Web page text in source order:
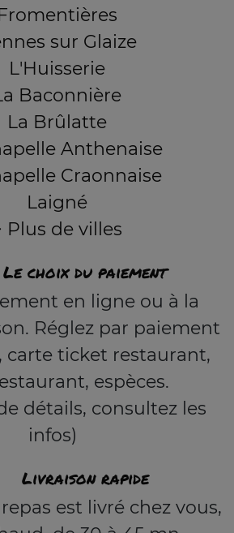
sur Glaize
L'Huisserie
Baconnière
La Brûlatte
Anthenaise
Craonnaise
Laigné
Plus de villes
Le choix du paiement
en ligne ou à la
Réglez par paiement
carte ticket restaurant,
espèces.
détails, consultez les
infos)
Livraison rapide
est livré chez vous,